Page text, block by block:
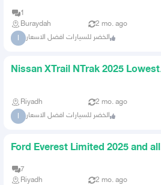
1
Buraydah
2 mo. ago
ا الخضر للسيارات افضل الاسعار
Nissan XTrail NTrak 2025 Lowest
Riyadh 2 mo. ago
ا الخضر للسيارات افضل الاسعار
Ford Everest Limited 2025 and all
7
Riyadh
2 mo. ago